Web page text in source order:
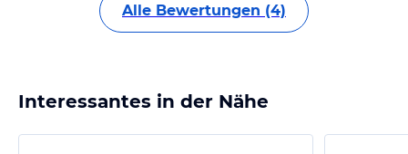
Alle Bewertungen (4)
Interessantes in der Nähe